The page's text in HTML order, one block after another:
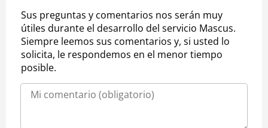
Sus preguntas y comentarios nos serán muy
útiles durante el desarrollo del servicio Mascus.
Siempre leemos sus comentarios y, si usted lo
solicita, le respondemos en el menor tiempo
posible.